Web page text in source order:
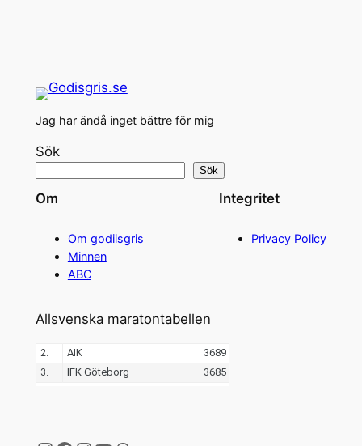
Jag har ändå inget bättre för mig
Sök
Sök
Om
Om godiisgris
Minnen
ABC
Integritet
Privacy Policy
Allsvenska maratontabellen